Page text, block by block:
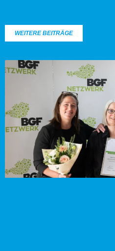
WEITERE BEITRÄGE